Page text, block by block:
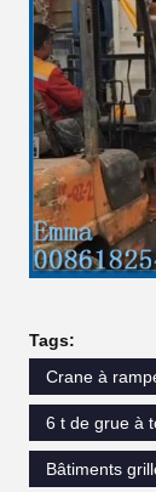
Tags:
Crane à
6 t de grue à
Bâtiments